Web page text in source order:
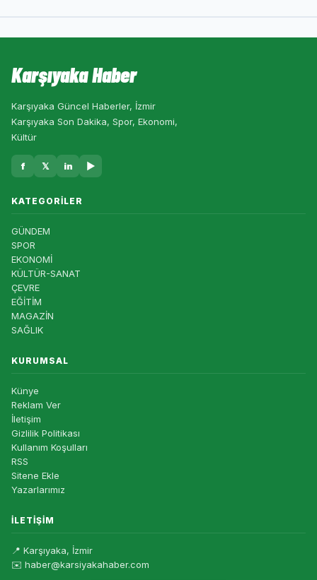
Karşıyaka Haber
Karşıyaka Güncel Haberler, İzmir
Karşıyaka Son Dakika, Spor, Ekonomi,
Kültür
f 𝕏 in ▶
KATEGORILER
GÜNDEM
SPOR
EKONOMİ
KÜLTÜR-SANAT
ÇEVRE
EĞİTİM
MAGAZİN
SAĞLIK
KURUMSAL
Künye
Reklam Ver
İletişim
Gizlilik Politikası
Kullanım Koşulları
RSS
Sitene Ekle
Yazarlarımız
İLETIŞIM
📍 Karşıyaka, İzmir
✉️ haber@karsiyakahaber.com